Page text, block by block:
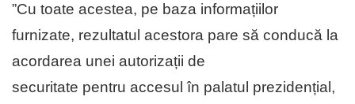
”Cu toate acestea, pe baza informațiilor
furnizate, rezultatul acestora pare să conducă la
acordarea unei autorizații de
securitate pentru accesul în palatul prezidențial,